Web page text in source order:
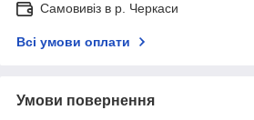
Самовивіз в р. Черкаси
Всі умови оплати
Умови повернення